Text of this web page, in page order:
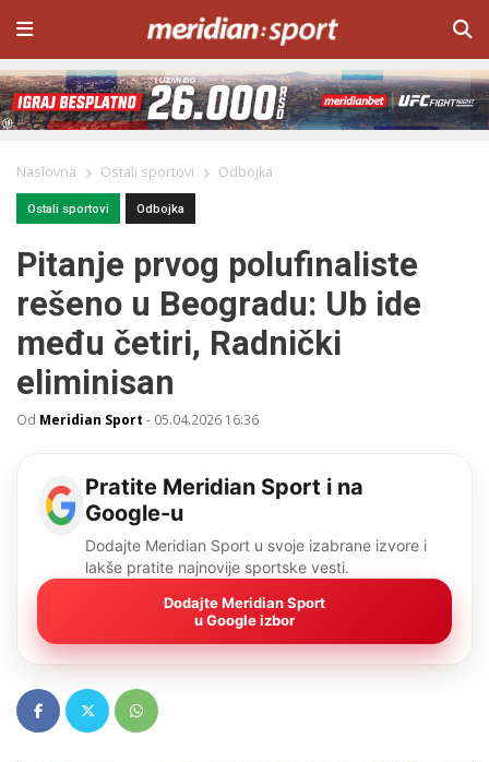
Naslovna Ostali sportovi Odbojka
Ostali sportovi Odbojka
Pitanje prvog polufinaliste
rešeno u Beogradu: Ub ide
među četiri, Radnički
eliminisan
Od Meridian Sport - 05.04.2026 16:36
Pratite Meridian Sport i na
Google-u
Dodajte Meridian Sport u svoje izabrane izvore i
lakše pratite najnovije sportske vesti.
Dodajte Meridian Sport
u Google izbor